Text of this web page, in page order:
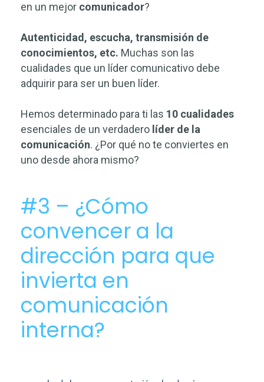
en un mejor comunicador?
Autenticidad, escucha, transmisión de
conocimientos, etc. Muchas son las
cualidades que un líder comunicativo debe
adquirir para ser un buen líder.
Hemos determinado para ti las 10 cualidades
esenciales de un verdadero líder de la
comunicación. ¿Por qué no te conviertes en
uno desde ahora mismo?
#3 – ¿Cómo
convencer a la
dirección para que
invierta en
comunicación
interna?